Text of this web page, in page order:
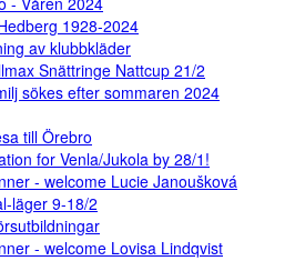
1928-2024
av klubbkläder
Snättringe Nattcup 21/2
sökes efter sommaren 2024
till Örebro
for Venla/Jukola by 28/1!
- welcome Lucie Janoušková
läger 9-18/2
- welcome Lovisa Lindqvist